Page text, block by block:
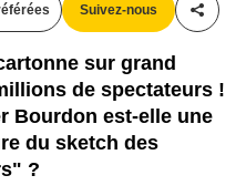
Suivez-nous
sur grand
de spectateurs !
Bourdon est-elle une
du sketch des
?